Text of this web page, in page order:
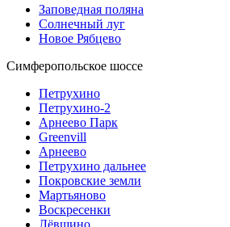
Заповедная поляна
Солнечный луг
Новое Рябцево
Симферопольское шоссе
Петрухино
Петрухино-2
Арнеево Парк
Greenvill
Арнеево
Петрухино дальнее
Покровские земли
Мартьяново
Воскресенки
Лёвшино